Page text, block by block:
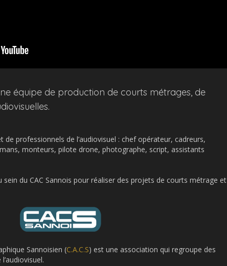
équipe de production de courts métrages, de
de professionnels de l’audiovisuel : chef opérateur, cadreurs,
monteurs, pilote drone, photographe, script, assistants
sein du CAC Sannois pour réaliser des projets de courts métrage et
Sannoisien (C.A.C.S) est une association qui regroupe des